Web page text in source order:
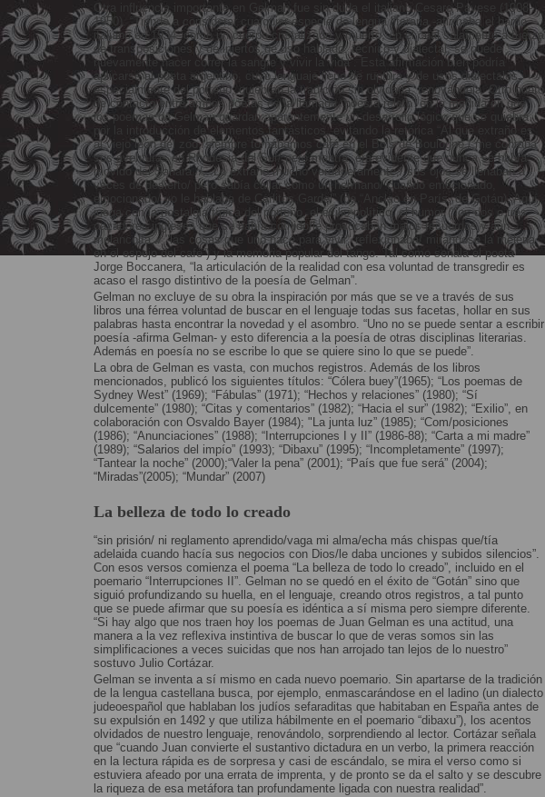
Otra influencia importante en Gelman fue sin duda el italiano Cesare Pavese (1908-
1950). “Tiendo a considerar cualquier especie de lengua literaria -afirmaba el bardo
italiano en 1934- como un cuerpo cristalizado y muerto, en el cual solamente a fuerza
de transposiciones y de injertos de uso hablado, técnico y dialectal, se puede
nuevamente hacer correr la sangre y vivir la vida”. Esta afirmación bien podría
aplicarse al poeta argentino, cuyo lenguaje lleno de ruptura y de usos dialectales,
especialmente del porteño, quiebran la tradición sin olvidarla, renovándola. Otro punto
de contacto entre ambos poetas es la llamada “poesía-relato” en la medida en que
los poemas de Gelman guardan aparentemente un desarrollo lógico que se quiebra
por la introducción de elementos fantásticos, evitando la retórica “Al que extraño es
al viejo león del zoo,/siempre tomábamos café en el Bois de Boulogne,/,me contaba
sus aventuras en Rhodesia del Sur/ pero mentía, era evidente que nunca se había
movido del Sahara.//...Lo extraño mucho verdaderamente,/ sus ojos se llenaban a
veces de desierto/ pero sabía callar como un hermano/ cuando emocionado,
emocionado/ yo le hablaba de Carlitos Gardel” (de “Anclao en París, de Gotán). Aquí
juega con la nostalgia típica del porteño, el exilio político, el humor (“los dos o tres
cazadores ingleses que se había comido/le provocaban malos recuerdos y aún
melancolía, / "las cosas que uno hace para vivir" reflexionaba/ mirándose la melena
en el espejo del café”) y la memoria popular del tango. Tal como señala el poeta
Jorge Boccanera, “la articulación de la realidad con esa voluntad de transgredir es
acaso el rasgo distintivo de la poesía de Gelman”.
Gelman no excluye de su obra la inspiración por más que se ve a través de sus
libros una férrea voluntad de buscar en el lenguaje todas sus facetas, hollar en sus
palabras hasta encontrar la novedad y el asombro. “Uno no se puede sentar a escribir
poesía -afirma Gelman- y esto diferencia a la poesía de otras disciplinas literarias.
Además en poesía no se escribe lo que se quiere sino lo que se puede”.
La obra de Gelman es vasta, con muchos registros. Además de los libros
mencionados, publicó los siguientes títulos: “Cólera buey”(1965); “Los poemas de
Sydney West” (1969); “Fábulas” (1971); “Hechos y relaciones” (1980); “Sí
dulcemente” (1980); “Citas y comentarios” (1982); “Hacia el sur” (1982); “Exilio”, en
colaboración con Osvaldo Bayer (1984); "La junta luz” (1985); “Com/posiciones
(1986); “Anunciaciones” (1988); “Interrupciones I y II” (1986-88); “Carta a mi madre”
(1989); “Salarios del impío” (1993); “Dibaxu” (1995); “Incompletamente” (1997);
“Tantear la noche” (2000);“Valer la pena” (2001); “País que fue será” (2004);
“Miradas”(2005); “Mundar” (2007)
La belleza de todo lo creado
“sin prisión/ ni reglamento aprendido/vaga mi alma/echa más chispas que/tía
adelaida cuando hacía sus negocios con Dios/le daba unciones y subidos silencios”.
Con esos versos comienza el poema “La belleza de todo lo creado”, incluido en el
poemario “Interrupciones II”. Gelman no se quedó en el éxito de “Gotán” sino que
siguió profundizando su huella, en el lenguaje, creando otros registros, a tal punto
que se puede afirmar que su poesía es idéntica a sí misma pero siempre diferente.
“Si hay algo que nos traen hoy los poemas de Juan Gelman es una actitud, una
manera a la vez reflexiva instintiva de buscar lo que de veras somos sin las
simplificaciones a veces suicidas que nos han arrojado tan lejos de lo nuestro”
sostuvo Julio Cortázar.
Gelman se inventa a sí mismo en cada nuevo poemario. Sin apartarse de la tradición
de la lengua castellana busca, por ejemplo, enmascarándose en el ladino (un dialecto
judeoespañol que hablaban los judíos sefaraditas que habitaban en España antes de
su expulsión en 1492 y que utiliza hábilmente en el poemario “dibaxu”), los acentos
olvidados de nuestro lenguaje, renovándolo, sorprendiendo al lector. Cortázar señala
que “cuando Juan convierte el sustantivo dictadura en un verbo, la primera reacción
en la lectura rápida es de sorpresa y casi de escándalo, se mira el verso como si
estuviera afeado por una errata de imprenta, y de pronto se da el salto y se descubre
la riqueza de esa metáfora tan profundamente ligada con nuestra realidad”.